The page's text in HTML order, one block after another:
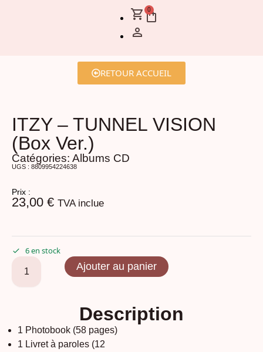
0
RETOUR ACCUEIL
ITZY – TUNNEL VISION
(Box Ver.)
Catégories: Albums CD
UGS : 8809954224638
Prix :
23,00 € TVA inclue
6 en stock
Ajouter au panier
Description
1 Photobook (58 pages)
1 Livret à paroles (12